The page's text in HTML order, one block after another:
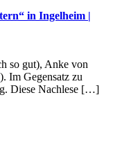
in Ingelheim |
so gut), Anke von
). Im Gegensatz zu
Diese Nachlese […]